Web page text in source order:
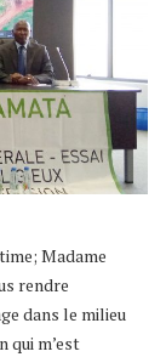
Madame
rendre
dans le milieu
qui m’est